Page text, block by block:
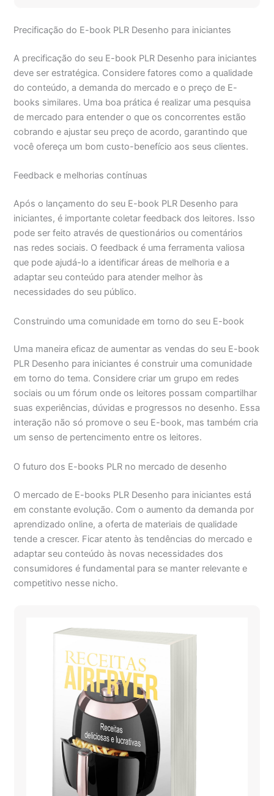
Precificação do E-book PLR Desenho para iniciantes
A precificação do seu E-book PLR Desenho para iniciantes
deve ser estratégica. Considere fatores como a qualidade
do conteúdo, a demanda do mercado e o preço de E-
books similares. Uma boa prática é realizar uma pesquisa
de mercado para entender o que os concorrentes estão
cobrando e ajustar seu preço de acordo, garantindo que
você ofereça um bom custo-benefício aos seus clientes.
Feedback e melhorias contínuas
Após o lançamento do seu E-book PLR Desenho para
iniciantes, é importante coletar feedback dos leitores. Isso
pode ser feito através de questionários ou comentários
nas redes sociais. O feedback é uma ferramenta valiosa
que pode ajudá-lo a identificar áreas de melhoria e a
adaptar seu conteúdo para atender melhor às
necessidades do seu público.
Construindo uma comunidade em torno do seu E-book
Uma maneira eficaz de aumentar as vendas do seu E-book
PLR Desenho para iniciantes é construir uma comunidade
em torno do tema. Considere criar um grupo em redes
sociais ou um fórum onde os leitores possam compartilhar
suas experiências, dúvidas e progressos no desenho. Essa
interação não só promove o seu E-book, mas também cria
um senso de pertencimento entre os leitores.
O futuro dos E-books PLR no mercado de desenho
O mercado de E-books PLR Desenho para iniciantes está
em constante evolução. Com o aumento da demanda por
aprendizado online, a oferta de materiais de qualidade
tende a crescer. Ficar atento às tendências do mercado e
adaptar seu conteúdo às novas necessidades dos
consumidores é fundamental para se manter relevante e
competitivo nesse nicho.